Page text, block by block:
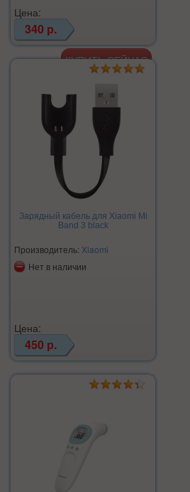
Цена:
340 р.
Зарядный кабель для Xiaomi Mi
Band 3 black
Производитель: Xiaomi
Нет в наличии
Цена:
450 р.